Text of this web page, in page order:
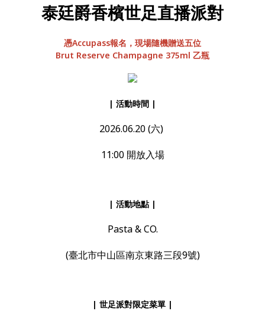
泰廷爵香檳世足直播派對
憑Accupass報名，現場隨機贈送五位
Brut Reserve Champagne 375ml 乙瓶
| 活動時間 |
2026.06.20 (六)
11:00 開放入場
| 活動地點|
Pasta & CO.
(臺北市中山區南京東路三段9號)
| 世足派對限定菜單 |